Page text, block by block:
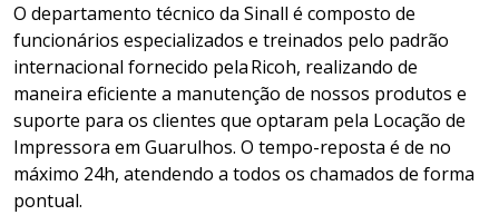
O departamento técnico da Sinall é composto de
funcionários especializados e treinados pelo padrão
internacional fornecido pela Ricoh, realizando de
maneira eficiente a manutenção de nossos produtos e
suporte para os clientes que optaram pela Locação de
Impressora em Guarulhos. O tempo-reposta é de no
máximo 24h, atendendo a todos os chamados de forma
pontual.